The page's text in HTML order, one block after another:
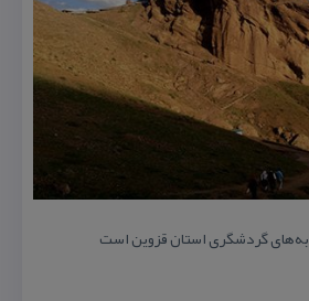
گردشگری استان قزوین است